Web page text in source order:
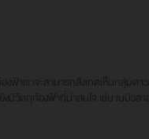
เราจะสามารถสังเกตเห็นกลุ่มดา
ถุท้องฟ้าที่น่าสนใจ เช่น เนบิวลาสว่